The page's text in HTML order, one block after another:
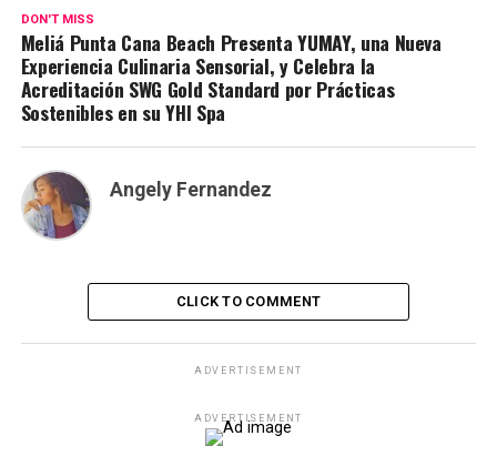
DON'T MISS
Meliá Punta Cana Beach Presenta YUMAY, una Nueva
Experiencia Culinaria Sensorial, y Celebra la
Acreditación SWG Gold Standard por Prácticas
Sostenibles en su YHI Spa
Angely Fernandez
CLICK TO COMMENT
ADVERTISEMENT
ADVERTISEMENT